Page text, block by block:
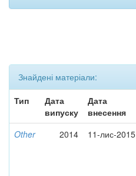
Знайдені матеріали:
Тип
Дата
випуску
Дата
внесення
Other 2014 11-лис-2015